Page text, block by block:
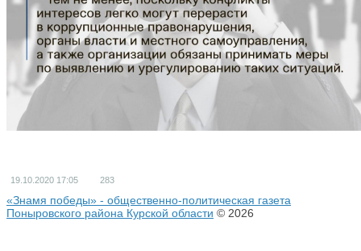
19.10.2020 17:05 283
«Знамя победы» - общественно-политическая газета
Поныровского района Курской области © 2026